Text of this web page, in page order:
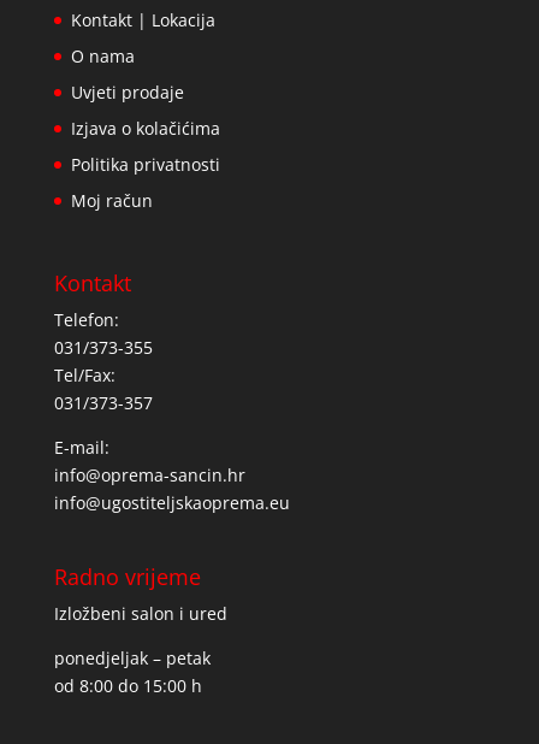
Kontakt | Lokacija
O nama
Uvjeti prodaje
Izjava o kolačićima
Politika privatnosti
Moj račun
Kontakt
Telefon:
031/373-355
Tel/Fax:
031/373-357
E-mail:
info@oprema-sancin.hr
info@ugostiteljskaoprema.eu
Radno vrijeme
Izložbeni salon i ured
ponedjeljak – petak
od 8:00 do 15:00 h